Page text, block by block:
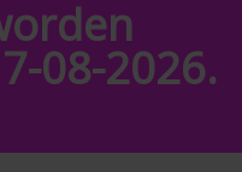
08-2026.